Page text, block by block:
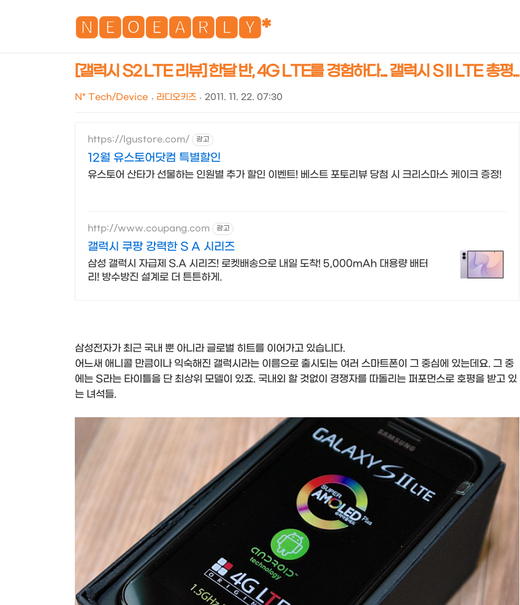
🅽🅴🅾🅴🅰🆁🅻🆈*NEOEARLY*
[갤럭시 S2 LTE 리뷰] 한달 반, 4G LTE를 경험하다... 갤럭시 S II LTE 총평...
N* Tech/Device 라디오키즈 2011. 11. 22. 07:30
https://lgustore.com/ 광고
12월 유스토어닷컴 특별할인
유스토어 산타가 선물하는 인원별 추가 할인 이벤트! 베스트 포토리뷰 당첨 시 크리스마스 케이크 증정!
http://www.coupang.com 광고
갤럭시 쿠팡 강력한 S A 시리즈
삼성 갤럭시 자급제 S.A 시리즈! 로켓배송으로 내일 도착! 5,000mAh 대용량 배터
리! 방수방진 설계로 더 튼튼하게.
삼성전자가 최근 국내 뿐 아니라 글로벌 히트를 이어가고 있습니다.
어느새 애니콜 만큼이나 익숙해진 갤럭시라는 이름으로 출시되는 여러 스마트폰이 그 중심에 있는데요. 그 중
에는 S라는 타이틀을 단 최상위 모델이 있죠. 국내외 할 것없이 경쟁자를 따돌리는 퍼포먼스로 호평을 받고 있
는 녀석들.